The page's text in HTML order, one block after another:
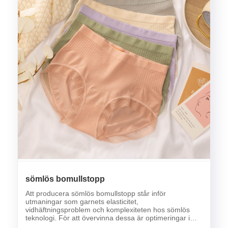
sömlös bomullstopp
Att producera sömlös bomullstopp står inför
utmaningar som garnets elasticitet,
vidhäftningsproblem och komplexiteten hos sömlös
teknologi. För att övervinna dessa är optimeringar i